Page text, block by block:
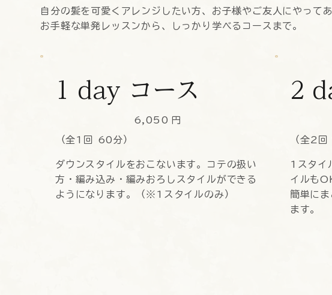
自分の髪を可愛くアレンジしたい方、お子様やご友人にやって
お手軽な単発レッスンから、しっかり学べるコースまで。
1 day コース
6,050 円
（全1回 60分）
ダウンスタイルをおこないます。コテの扱い
方・編み込み・編みおろしスタイルができる
ようになります。（※1スタイルのみ）
2
（全2
1スタイ
イルも
簡単に
ます。